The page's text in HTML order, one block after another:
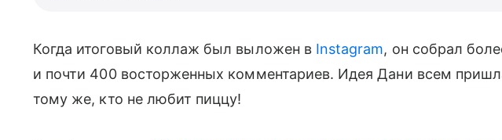
Когда итоговый коллаж был выложен в Instagram, он собрал
и почти 400 восторженных комментариев. Идея Дани всем
тому же, кто не любит пиццу!